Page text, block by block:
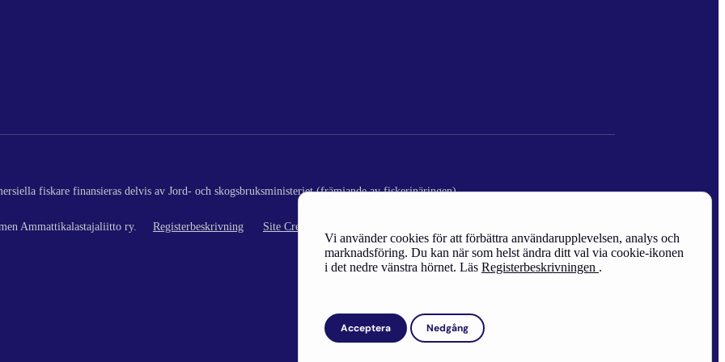
Vi använder cookies för att förbättra användarupplevelsen, analys och
marknadsföring. Du kan när som helst ändra ditt val via cookie-ikonen
i det nedre vänstra hörnet. Läs Registerbeskrivningen .
Acceptera Nedgång
fiskare finansieras delvis av Jord- och skogsbruksministeriet (främjande av fiskerinäringen)
Ammattikalastajaliitto ry. Registerbeskrivning Site Credits